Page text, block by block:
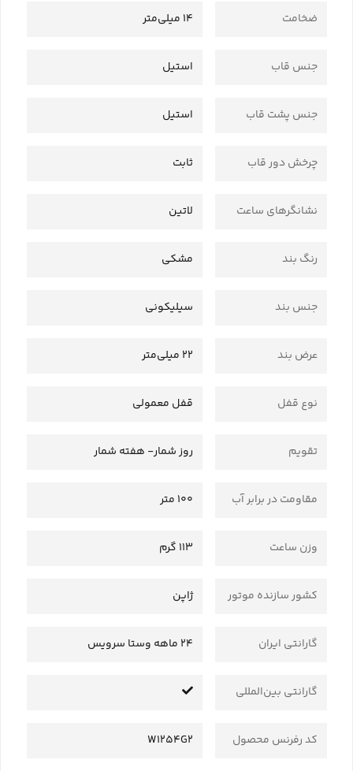
ضخامت 14 میلی‌متر
جنس قاب استیل
جنس پشت قاب استیل
چرخش دور قاب ثابت
نشانگرهای ساعت لاتین
رنگ بند مشکی
جنس بند سیلیکونی
عرض بند 22 میلی‌متر
نوع قفل قفل معمولی
تقویم روز شمار- هفته شمار
مقاومت در برابر آب 100 متر
وزن ساعت 113 گرم
کشور سازنده موتور ژاپن
گارانتی ایران 24 ماهه وستا سرویس
گارانتی بین‌المللی
کد رفرنس محصول W1254G2